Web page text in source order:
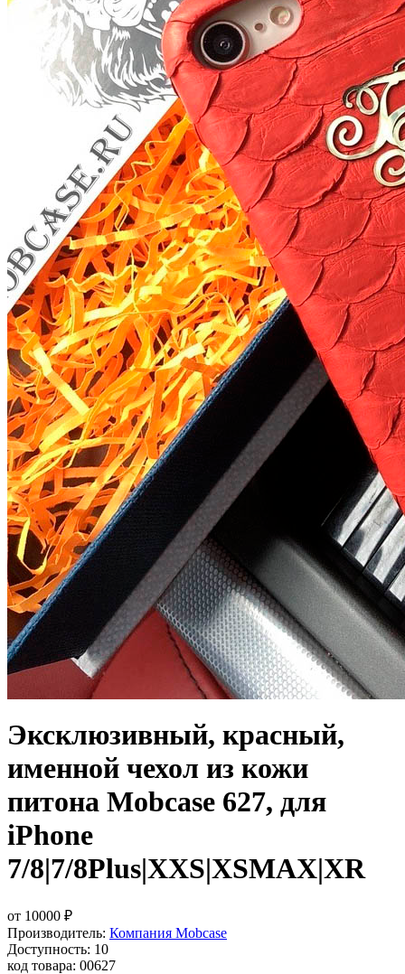
Эксклюзивный, красный,
именной чехол из кожи
питона Mobcase 627, для
iPhone
7/8|7/8Plus|XXS|XSMAX|XR
от 10000 ₽
Производитель: Компания Mobcase
Доступность: 10
код товара: 00627